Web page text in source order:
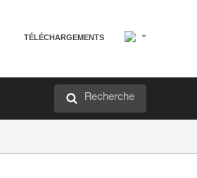
TÉLÉCHARGEMENTS
Recherche